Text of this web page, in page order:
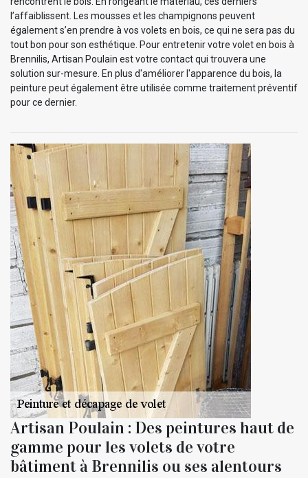
l’affaiblissent. Les mousses et les champignons peuvent
également s’en prendre à vos volets en bois, ce qui ne sera pas du
tout bon pour son esthétique. Pour entretenir votre volet en bois à
Brennilis, Artisan Poulain est votre contact qui trouvera une
solution sur-mesure. En plus d'améliorer l'apparence du bois, la
peinture peut également être utilisée comme traitement préventif
pour ce dernier.
Artisan Poulain : Des peintures haut de
gamme pour les volets de votre
bâtiment à Brennilis ou ses alentours